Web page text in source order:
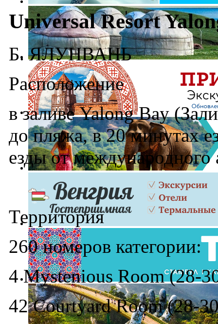
Universal Resort
Б. ЯЛУНВАНЬ
Расположение
в заливе Yalong Bay
до пляжа, в 20 минутах
езды от
Территория
260 номеров категории:
4 Mystenious Room (28-
42 Courtyard Room (28-